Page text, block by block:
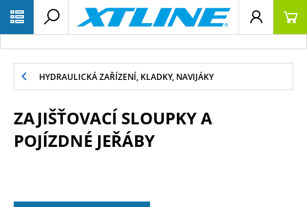
HYDRAULICKÁ ZAŘÍZENÍ, KLADKY, NAVIJÁKY
ZAJIŠŤOVACÍ SLOUPKY A
POJÍZDNÉ JEŘÁBY